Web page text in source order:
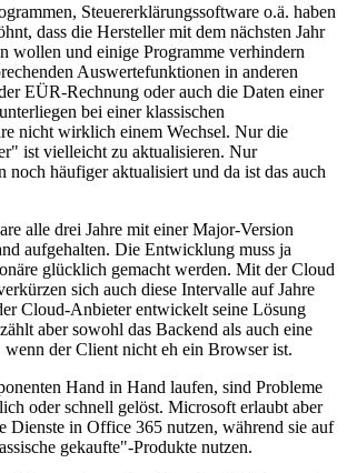
Steuererklärungssoftware o.ä. haben
dass die Hersteller mit dem nächsten Jahr
wollen und einige Programme verhindern
Auswertefunktionen in anderen
EÜR-Rechnung oder auch die Daten einer
bei einer klassischen
nicht wirklich einem Wechsel. Nur die
ist vielleicht zu aktualisieren. Nur
noch häufiger aktualisiert und da ist das auch
alle drei Jahre mit einer Major-Version
aufgehalten. Die Entwicklung muss ja
glücklich gemacht werden. Mit der Cloud
sich auch diese Intervalle auf Jahre
Cloud-Anbieter entwickelt seine Lösung
aber sowohl das Backend als auch eine
der Client nicht eh ein Browser ist.
Hand in Hand laufen, sind Probleme
oder schnell gelöst. Microsoft erlaubt aber
Dienste in Office 365 nutzen, während sie auf
gekaufte"-Produkte nutzen.